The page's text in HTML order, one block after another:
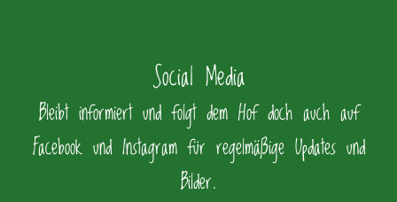
Social Media
Bleibt informiert und folgt dem Hof doch auch auf
Facebook und Instagram für regelmäßige Updates und
Bilder.